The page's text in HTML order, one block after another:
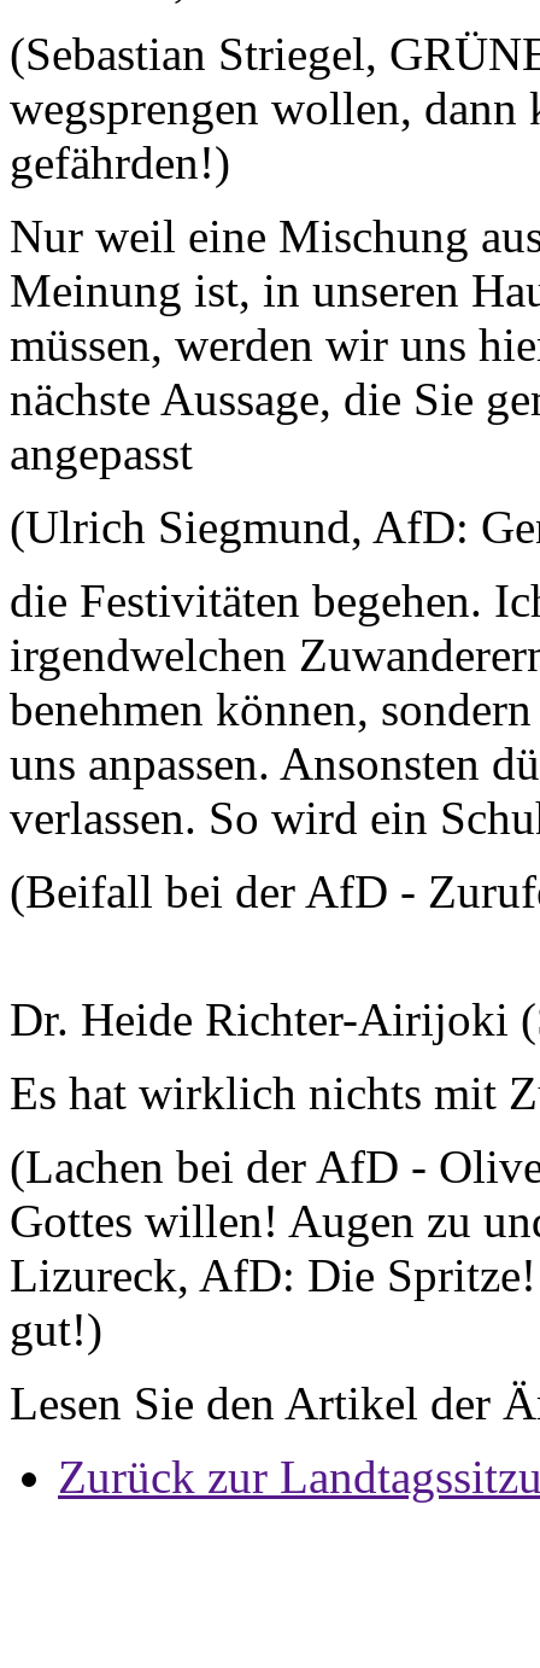
(Sebastian Striegel,
wegsprengen wollen, dann
gefährden!)
Nur weil eine Mischung
Meinung ist, in unseren
müssen, werden wir uns
nächste Aussage, die Sie
angepasst
(Ulrich Siegmund, AfD:
die Festivitäten begehen.
irgendwelchen
benehmen können,
uns anpassen. Ansonsten
verlassen. So wird ein
(Beifall bei der AfD -
Dr. Heide Richter-Airijoki
Es hat wirklich nichts mit
(Lachen bei der AfD -
Gottes willen! Augen zu
Lizureck, AfD: Die
gut!)
Lesen Sie den Artikel der
Zurück zur